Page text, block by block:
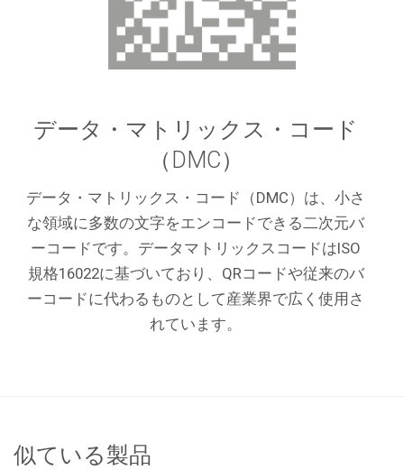
データ・マトリックス・コード
（DMC）
データ・マトリックス・コード（DMC）は、小さ
な領域に多数の文字をエンコードできる二次元バ
ーコードです。データマトリックスコードはISO
規格16022に基づいており、QRコードや従来のバ
ーコードに代わるものとして産業界で広く使用さ
れています。
似ている製品